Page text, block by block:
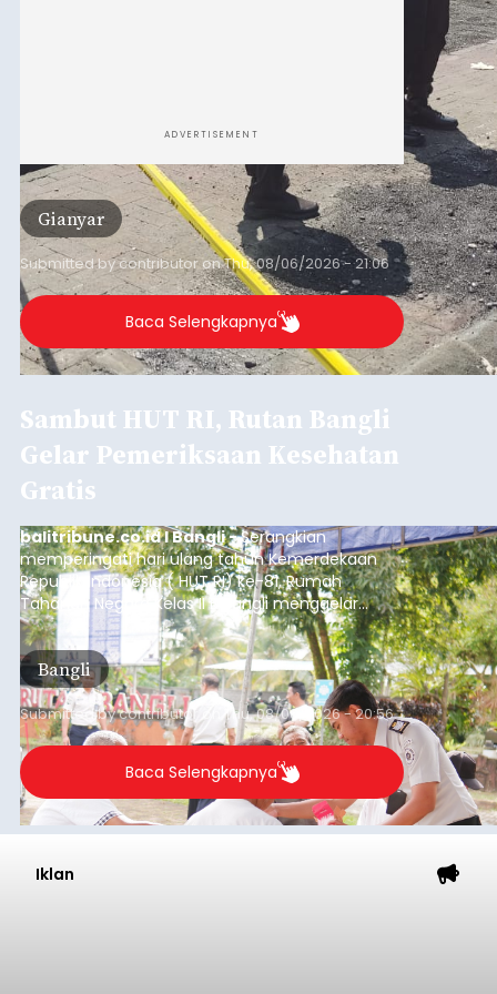
ADVERTISEMENT
Gianyar
Submitted bycontributoronThu, 08/06/2026 - 21:06
Baca Selengkapnya
Sambut HUT RI, Rutan Bangli
Gelar Pemeriksaan Kesehatan
Gratis
balitribune.co.id I Bangli -Serangkian
memperingati hari ulang tahun Kemerdekaan
Republik Indonesia ( HUT RI) ke-81, Rumah
Tahanan Negara Kelas II B Bangli menggelar
kegiatan pemeriksaan kesehatan gratis, Rabu
(6/8/2026).
Bangli
Submitted bycontributor Thu, 08/06/2026 - 20:56
Baca Selengkapnya
Iklan